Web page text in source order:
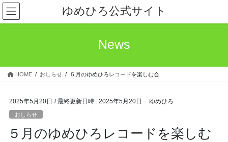
コ
ン
テ
ス
ナ
ビ
ゲ
ン
ゆめひろ公式サイト
News
HOME おしらせ ５月のゆめひろレコードを楽しむ会
2025年5月20日 / 最終更新日時 : 2025年5月20日 ゆめひろ
おしらせ
５月のゆめひろレコードを楽しむ